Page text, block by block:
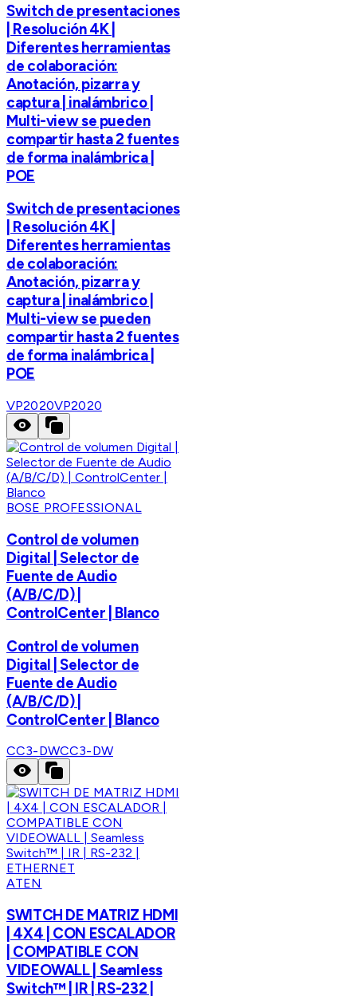
Switch de presentaciones
| Resolución 4K |
Diferentes herramientas
de colaboración:
Anotación, pizarra y
captura | inalámbrico |
Multi-view se pueden
compartir hasta 2 fuentes
de forma inalámbrica |
POE
Switch de presentaciones
| Resolución 4K |
Diferentes herramientas
de colaboración:
Anotación, pizarra y
captura | inalámbrico |
Multi-view se pueden
compartir hasta 2 fuentes
de forma inalámbrica |
POE
VP2020VP2020
BOSE PROFESSIONAL
Control de volumen
Digital | Selector de
Fuente de Audio
(A/B/C/D) |
ControlCenter | Blanco
Control de volumen
Digital | Selector de
Fuente de Audio
(A/B/C/D) |
ControlCenter | Blanco
CC3-DWCC3-DW
ATEN
SWITCH DE MATRIZ HDMI
| 4X4 | CON ESCALADOR
| COMPATIBLE CON
VIDEOWALL | Seamless
Switch™ | IR | RS-232 |